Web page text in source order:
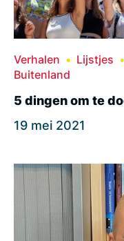
Verhalen Lijstjes
Buitenland
5 dingen om te
19 mei 2021